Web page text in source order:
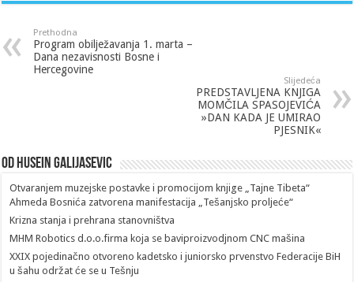
Prethodna
Program obilježavanja 1. marta –
Dana nezavisnosti Bosne i
Hercegovine
Slijedeća
PREDSTAVLJENA KNJIGA
MOMČILA SPASOJEVIĆA
»DAN KADA JE UMIRAO
PJESNIK«
Od Husein Galijasevic
Otvaranjem muzejske postavke i promocijom knjige „Tajne Tibeta“
Ahmeda Bosnića zatvorena manifestacija „Tešanjsko proljeće“
Krizna stanja i prehrana stanovništva
MHM Robotics d.o.o.firma koja se baviproizvodjnom CNC mašina
XXIX pojedinačno otvoreno kadetsko i juniorsko prvenstvo Federacije BiH
u šahu održat će se u Tešnju